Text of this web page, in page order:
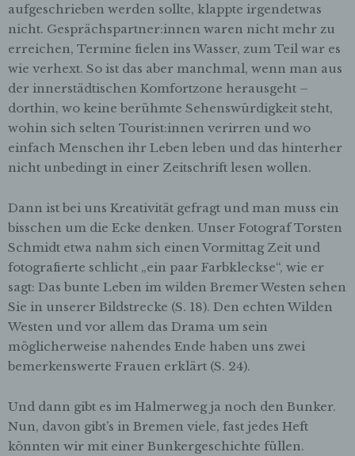
aufgeschrieben werden sollte, klappte irgendetwas
nicht. Gesprächspartner:innen waren nicht mehr zu
erreichen, Termine fielen ins Wasser, zum Teil war es
wie verhext. So ist das aber manchmal, wenn man aus
der innerstädtischen Komfortzone herausgeht –
dorthin, wo keine berühmte Sehenswürdigkeit steht,
wohin sich selten Tourist:innen verirren und wo
einfach Menschen ihr Leben leben und das hinterher
nicht unbedingt in einer Zeitschrift lesen wollen.
Dann ist bei uns Kreativität gefragt und man muss ein
bisschen um die Ecke denken. Unser Fotograf Torsten
Schmidt etwa nahm sich einen Vormittag Zeit und
fotografierte schlicht „ein paar Farbkleckse“, wie er
sagt: Das bunte Leben im wilden Bremer Westen sehen
Sie in unserer Bildstrecke (S. 18). Den echten Wilden
Westen und vor allem das Drama um sein
möglicherweise nahendes Ende haben uns zwei
bemerkenswerte Frauen erklärt (S. 24).
Und dann gibt es im Halmerweg ja noch den Bunker.
Nun, davon gibt’s in Bremen viele, fast jedes Heft
könnten wir mit einer Bunkergeschichte füllen.